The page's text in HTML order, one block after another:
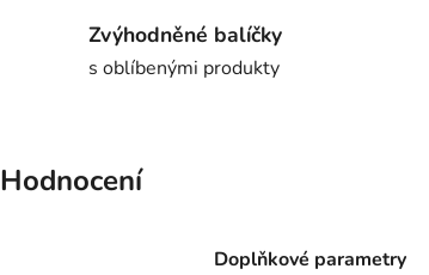
Zvýhodněné balíčky
s oblíbenými produkty
Hodnocení
Doplňkové parametry